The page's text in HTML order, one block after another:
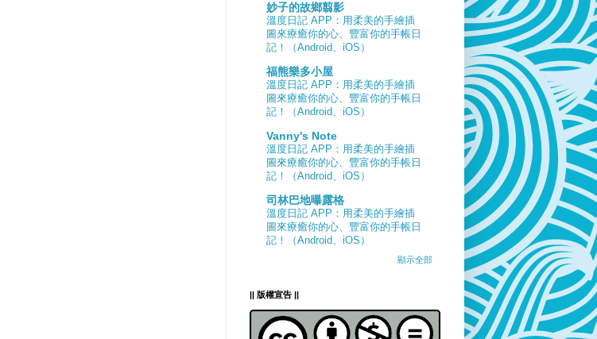
妙子的故鄉翦影
溫度日記 APP：用柔美的手繪插
圖來療癒你的心、豐富你的手帳日
記！（Android、iOS）
福熊樂多小屋
溫度日記 APP：用柔美的手繪插
圖來療癒你的心、豐富你的手帳日
記！（Android、iOS）
Vanny's Note
溫度日記 APP：用柔美的手繪插
圖來療癒你的心、豐富你的手帳日
記！（Android、iOS）
司林巴地曝露格
溫度日記 APP：用柔美的手繪插
圖來療癒你的心、豐富你的手帳日
記！（Android、iOS）
顯示全部
|| 版權宣告 ||